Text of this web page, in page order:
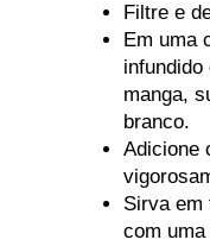
Filtre e
Em uma
manga,
branco.
Adicione
Sirva em
com